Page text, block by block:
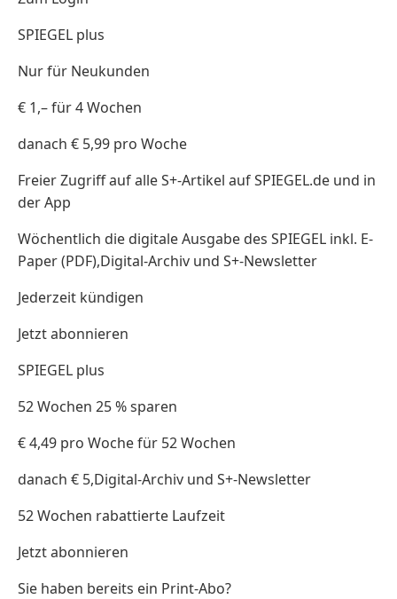
SPIEGEL plus
Nur für Neukunden
€ 1,– für 4 Wochen
danach € 5,99 pro Woche
Freier Zugriff auf alle S+-Artikel auf SPIEGEL.de und in
der App
Wöchentlich die digitale Ausgabe des SPIEGEL inkl. E-
Paper (PDF),Digital-Archiv und S+-Newsletter
Jederzeit kündigen
Jetzt abonnieren
SPIEGEL plus
52 Wochen 25 % sparen
€ 4,49 pro Woche für 52 Wochen
danach € 5,Digital-Archiv und S+-Newsletter
52 Wochen rabattierte Laufzeit
Jetzt abonnieren
Sie haben bereits ein Print-Abo?